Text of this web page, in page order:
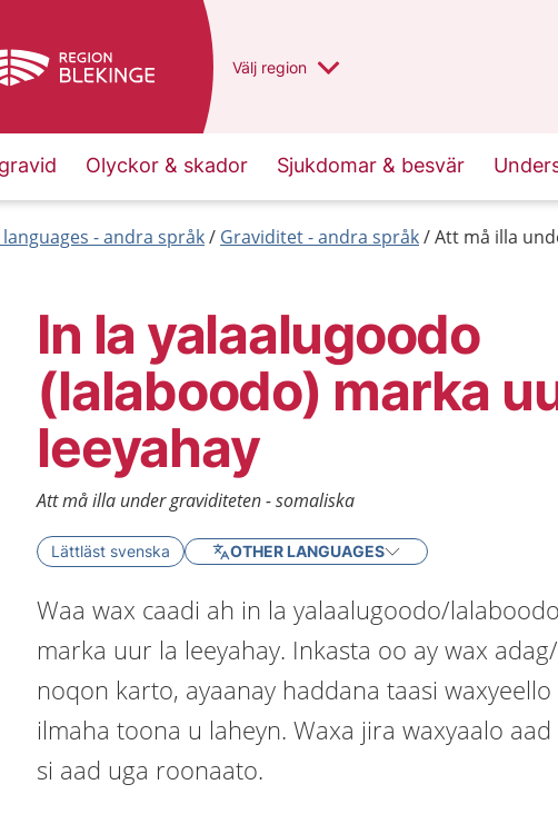
Du har valt region
Välj en annan
region
Olyckor & skador Sjukdomar & besvär
- andra språk Graviditet - andra språk Att må illa
In la yalaalugoodo
(lalaboodo) marka
leeyahay
Att må illa under graviditeten - somaliska
Lättläst svenska OTHER LANGUAGES
Waa wax caadi ah in la yalaalugoodo/
marka uur la leeyahay. Inkasta oo ay wax
noqon karto, ayaanay haddana taasi waxyeello
ilmaha toona u laheyn. Waxa jira waxyaalo
si aad uga roonaato.